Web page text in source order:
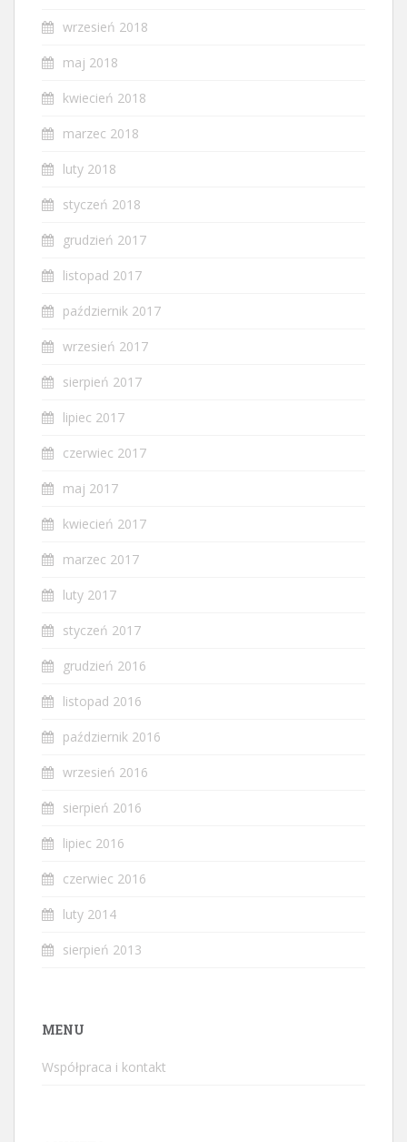
wrzesień 2018
maj 2018
kwiecień 2018
marzec 2018
luty 2018
styczeń 2018
grudzień 2017
listopad 2017
październik 2017
wrzesień 2017
sierpień 2017
lipiec 2017
czerwiec 2017
maj 2017
kwiecień 2017
marzec 2017
luty 2017
styczeń 2017
grudzień 2016
listopad 2016
październik 2016
wrzesień 2016
sierpień 2016
lipiec 2016
czerwiec 2016
luty 2014
sierpień 2013
MENU
Współpraca i kontakt